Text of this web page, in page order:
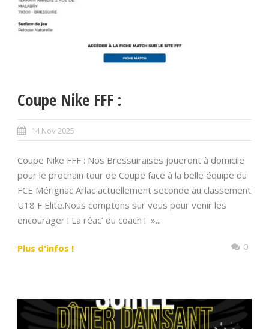
Coupe Nike FFF :
14 Nov 2025
Coupe Nike FFF : Nos Bressuiraises joueront à domicile
pour le prochain tour de Coupe face à la belle équipe du
FCE Mérignac Arlac actuellement seconde au classement
U18 F Elite.Nous comptons sur vous pour venir les
encourager ! La réac’ du coach ! »...
Plus d'infos ! 0